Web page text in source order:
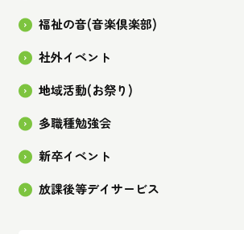
福祉の音(音楽倶楽部)
社外イベント
地域活動(お祭り)
多職種勉強会
新卒イベント
放課後等デイサービス